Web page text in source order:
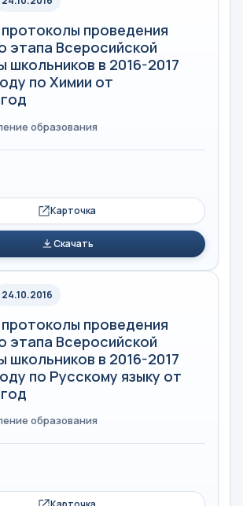
проведения
этапа Всеросийской
школьников в 2016-2017
по Химии от
образования
Карточка
Скачать
24.10.2016
проведения
этапа Всеросийской
школьников в 2016-2017
по Русскому языку от
образования